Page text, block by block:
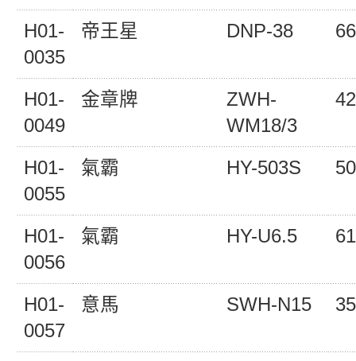
H01-
0035
帝王星 DNP-38 66
H01-
0049
金章牌
ZWH-
WM18/3
42
H01-
0055
氣霸 HY-503S 50
H01-
0056
氣霸 HY-U6.5 61
H01-
0057
意馬 SWH-N15 35